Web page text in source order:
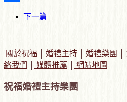
下一篇
關於祝福 婚禮主持 婚禮樂團
絡我們
媒體推薦 網站地圖
祝福婚禮主持樂團